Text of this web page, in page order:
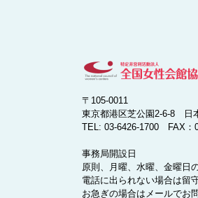
〒105-0011
東京都港区芝公園2-6-8 日
TEL: 03-6426-1700 FAX：
事務局開設日
原則、月曜、水曜、金曜日
電話に出られない場合は留
お急ぎの場合はメールでお